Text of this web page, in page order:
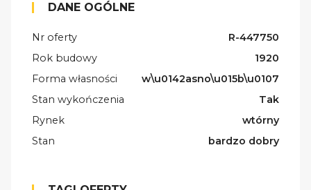
DANE OGÓLNE
Nr oferty
R-447750
Rok budowy
1920
Forma własności
w\u0142asno\u015b\u0107
Stan wykończenia
Tak
Rynek
wtórny
Stan
bardzo dobry